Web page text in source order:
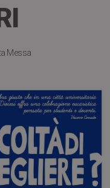
Messa